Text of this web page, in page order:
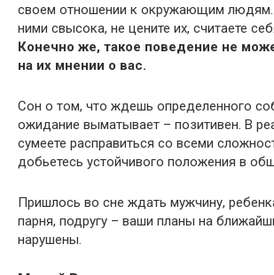
своем отношении к окружающим
ними свысока, не цените их, считаете
Конечно же, такое поведение не
на их мнении о вас.
Сон о том, что ждешь определенного
ожидание выматывает – позитивен. В
сумеете расправиться со всеми
добьетесь устойчивого положения в
Пришлось во сне ждать мужчину,
парня, подругу – ваши планы на
нарушены.